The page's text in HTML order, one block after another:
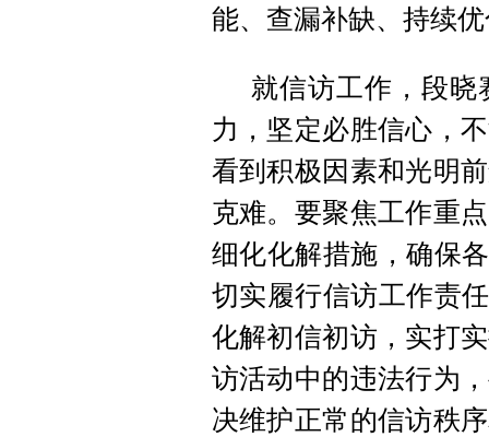
能、查漏补缺、持续
就信访工作，段
力，坚定必胜信心，
看到积极因素和光明
克难。要聚焦工作重
细化化解措施，确保
切实履行信访工作责
化解初信初访，实打
访活动中的违法行为
决维护正常的信访秩